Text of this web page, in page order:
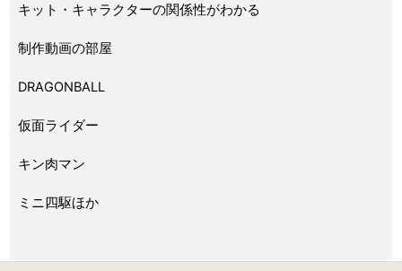
キット・キャラクターの関係性がわかる
制作動画の部屋
DRAGONBALL
仮面ライダー
キン肉マン
ミニ四駆ほか